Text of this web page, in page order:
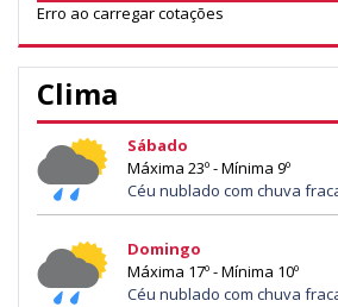
Erro ao carregar cotações
Clima
Sábado
Máxima 23º - Mínima 9º
Céu nublado com chuva
Domingo
Máxima 17º - Mínima 10º
Céu nublado com chuva